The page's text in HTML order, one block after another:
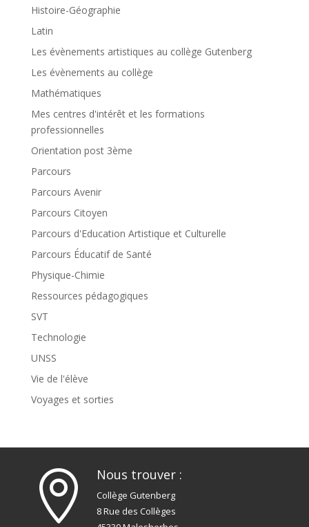
Histoire-Géographie
Latin
Les évènements artistiques au collège Gutenberg
Les évènements au collège
Mathématiques
Mes centres d'intérêt et les formations
professionnelles
Orientation post 3ème
Parcours
Parcours Avenir
Parcours Citoyen
Parcours d'Education Artistique et Culturelle
Parcours Éducatif de Santé
Physique-Chimie
Ressources pédagogiques
SVT
Technologie
UNSS
Vie de l'élève
Voyages et sorties
 Nous trouver :
Collège Gutenberg
8 Rue des Collèges